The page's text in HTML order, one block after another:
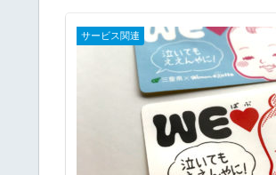
サービス関連